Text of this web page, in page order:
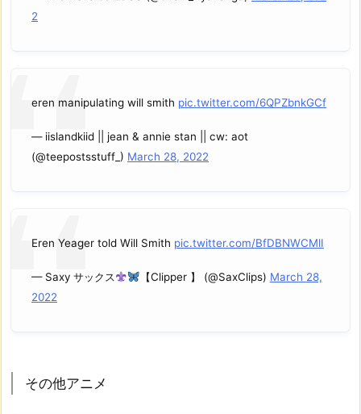
2
eren manipulating will smith pic.twitter.com/6QPZbnkGCf
— iislandkiid || jean & annie stan || cw: aot
(@teepostsstuff_) March 28, 2022
Eren Yeager told Will Smith pic.twitter.com/BfDBNWCMlI
— Saxy サックス 【Clipper 】 (@SaxClips) March 28,
2022
その他アニメ